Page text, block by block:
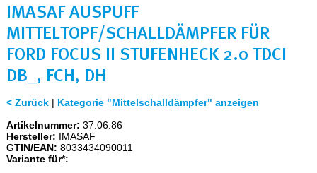
IMASAF AUSPUFF
MITTELTOPF/SCHALLDÄMPFER FÜR
FORD FOCUS II STUFENHECK 2.0 TDCI
DB_, FCH, DH
< Zurück| Kategorie "Mittelschalldämpfer" anzeigen
Artikelnummer: 37.06.86
Hersteller: IMASAF
GTIN/EAN: 8033434090011
Variante für*: